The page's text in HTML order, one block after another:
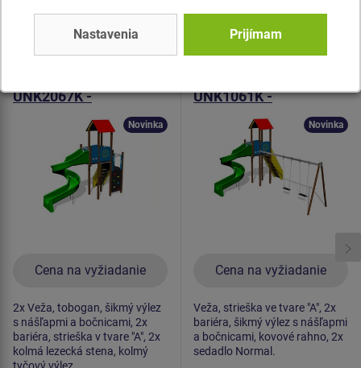
Podobnýtovar
Produkt - UNK-2067K-20
UNK2067K -
Cena na vyžiadanie
Novinka
2x Veža, tobogan, šikmý výlez
s nášľapmi a bočnicami, 2x
bariéra, strieška v tvare "A", 2x
kolmá lezecká stena, kolmý
Produkt - UNK-1061K-20
UNK1061K -
Cena na vyžiadanie
Novinka
Veža, strieška ve tvare "A", 2x
bariéra, šikmý výlez s nášľapmi
a bočnicami, kovové rahno, 2x
sedadlo Normal.
Nastavenia Prijímam